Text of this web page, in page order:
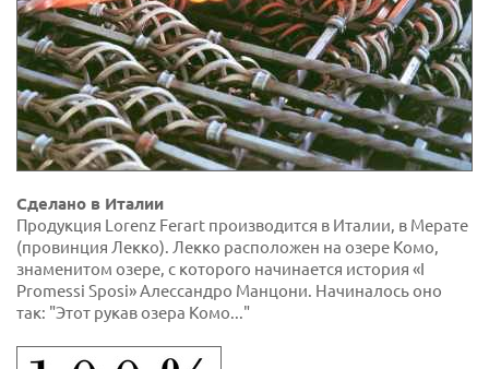
Сделано в Италии
Продукция Lorenz Ferart производится в Италии, в Мерате
(провинция Лекко). Лекко расположен на озере Комо,
знаменитом озере, с которого начинается история «I
Promessi Sposi» Алессандро Манцони. Начиналось оно
так: "Этот рукав озера Комо..."